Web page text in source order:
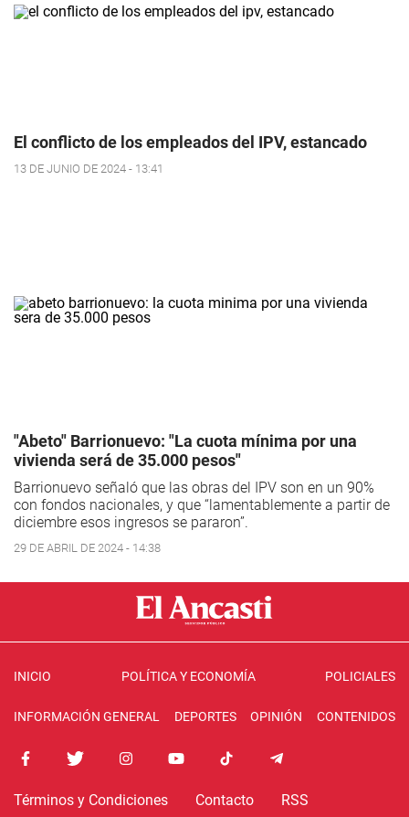
El conflicto de los empleados del IPV, estancado
13 DE JUNIO DE 2024 - 13:41
"Abeto" Barrionuevo: "La cuota mínima por una
vivienda será de 35.000 pesos"
Barrionuevo señaló que las obras del IPV son en un 90%
con fondos nacionales, y que “lamentablemente a partir de
diciembre esos ingresos se pararon”.
29 DE ABRIL DE 2024 - 14:38
INICIO POLÍTICA Y ECONOMÍA POLICIALES
INFORMACIÓN GENERAL DEPORTES OPINIÓN CONTENIDOS
Términos y Condiciones Contacto RSS